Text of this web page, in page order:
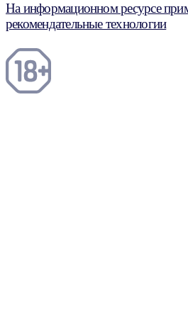
На информационном ресурсе
рекомендательные технологии